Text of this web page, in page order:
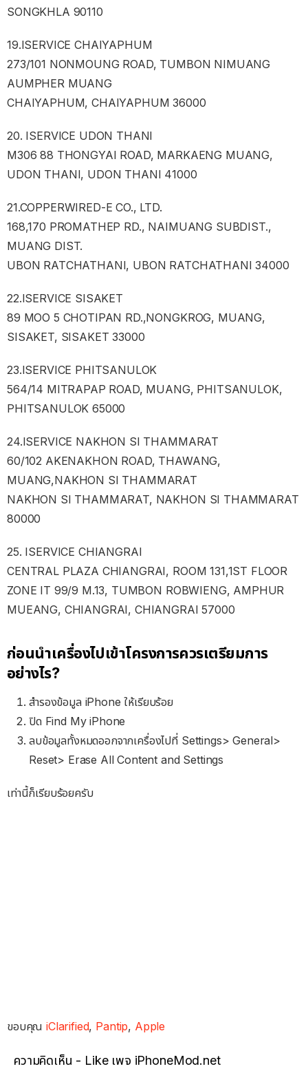
SONGKHLA 90110
19.ISERVICE CHAIYAPHUM
273/101 NONMOUNG ROAD, TUMBON NIMUANG
AUMPHER MUANG
CHAIYAPHUM, CHAIYAPHUM 36000
20. ISERVICE UDON THANI
M306 88 THONGYAI ROAD, MARKAENG MUANG,
UDON THANI, UDON THANI 41000
21.COPPERWIRED-E CO., LTD.
168,170 PROMATHEP RD., NAIMUANG SUBDIST.,
MUANG DIST.
UBON RATCHATHANI, UBON RATCHATHANI 34000
22.ISERVICE SISAKET
89 MOO 5 CHOTIPAN RD.,NONGKROG, MUANG,
SISAKET, SISAKET 33000
23.ISERVICE PHITSANULOK
564/14 MITRAPAP ROAD, MUANG, PHITSANULOK,
PHITSANULOK 65000
24.ISERVICE NAKHON SI THAMMARAT
60/102 AKENAKHON ROAD, THAWANG,
MUANG,NAKHON SI THAMMARAT
NAKHON SI THAMMARAT, NAKHON SI THAMMARAT
80000
25. ISERVICE CHIANGRAI
CENTRAL PLAZA CHIANGRAI, ROOM 131,1ST FLOOR
ZONE IT 99/9 M.13, TUMBON ROBWIENG, AMPHUR
MUEANG, CHIANGRAI, CHIANGRAI 57000
ก่อนนำเครื่องไปเข้าโครงการควรเตรียมการ
อย่างไร?
สำรองข้อมูล iPhone ให้เรียบร้อย
ปิด Find My iPhone
ลบข้อมูลทั้งหมดออกจากเครื่องไปที่ Settings> General>
Reset> Erase All Content and Settings
เท่านี้ก็เรียบร้อยครับ
ขอบคุณiClarified, Pantip, Apple
ความคิดเห็น - Like เพจ iPhoneMod.net